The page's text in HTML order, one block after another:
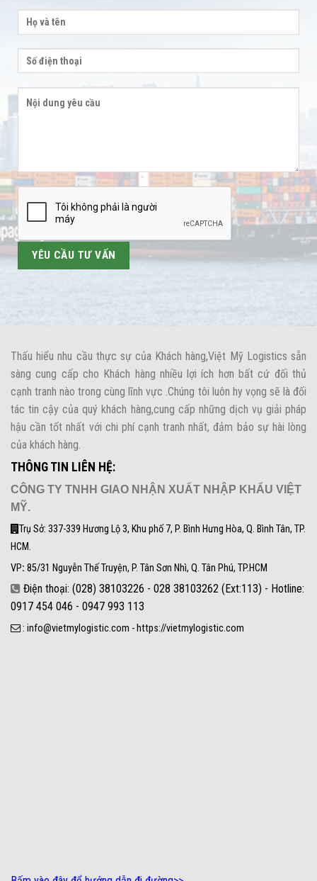
Thấu hiểu nhu cầu thực sự của Khách hàng,Việt Mỹ Logistics sẵn
sàng cung cấp cho Khách hàng nhiều lợi ích hơn bất cứ đối thủ
cạnh tranh nào trong cùng lĩnh vực .Chúng tôi luôn hy vọng sẽ là đối
tác tin cậy của quý khách hàng,cung cấp những dịch vụ giải pháp
hậu cần tốt nhất với chi phí cạnh tranh nhất, đảm bảo sự hài lòng
của khách hàng.
THÔNG TIN LIÊN HỆ:
CÔNG TY TNHH GIAO NHẬN XUẤT NHẬP KHẨU VIỆT
MỸ.
Trụ Sở: 337-339 Hương Lộ 3, Khu phố 7, P. Bình Hưng Hòa, Q. Bình Tân, TP.
HCM.
VP: 85/31 Nguyễn Thế Truyện, P. Tân Sơn Nhì, Q. Tân Phú, TP.HCM
Điện thoại: (028) 38103226 - 028 38103262 (Ext:113) - Hotline:
0917 454 046 - 0947 993 113
: info@vietmylogistic.com - https://vietmylogistic.com